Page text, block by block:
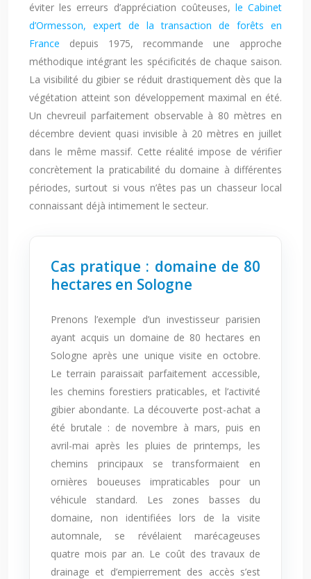
éviter les erreurs d’appréciation coûteuses, le Cabinet
d’Ormesson, expert de la transaction de forêts en
France depuis 1975, recommande une approche
méthodique intégrant les spécificités de chaque saison.
La visibilité du gibier se réduit drastiquement dès que la
végétation atteint son développement maximal en été.
Un chevreuil parfaitement observable à 80 mètres en
décembre devient quasi invisible à 20 mètres en juillet
dans le même massif. Cette réalité impose de vérifier
concrètement la praticabilité du domaine à différentes
périodes, surtout si vous n’êtes pas un chasseur local
connaissant déjà intimement le secteur.
Cas pratique : domaine de 80
hectares en Sologne
Prenons l’exemple d’un investisseur parisien
ayant acquis un domaine de 80 hectares en
Sologne après une unique visite en octobre.
Le terrain paraissait parfaitement accessible,
les chemins forestiers praticables, et l’activité
gibier abondante. La découverte post-achat a
été brutale : de novembre à mars, puis en
avril-mai après les pluies de printemps, les
chemins principaux se transformaient en
ornières boueuses impraticables pour un
véhicule standard. Les zones basses du
domaine, non identifiées lors de la visite
automnale, se révélaient marécageuses
quatre mois par an. Le coût des travaux de
drainage et d’empierrement des accès s’est